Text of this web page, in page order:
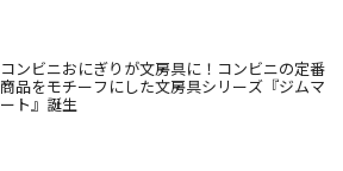
コンビニおにぎりが文房具に！コンビニの定番
商品をモチーフにした文房具シリーズ『ジムマ
ート』誕生